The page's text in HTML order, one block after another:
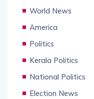
World News
America
Politics
Kerala Politics
National Politics
Election News